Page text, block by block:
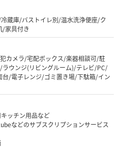
蔵庫/バストイレ別/温水洗浄便座/ク
/家具付き
カメラ/宅配ボックス/楽器相談可/駐
ウンジ(リビングルーム)/テレビ/PC/
/電子レンジ/ゴミ置き場/下駄箱/イン
ッチン用品など
などのサブスクリプションサービス